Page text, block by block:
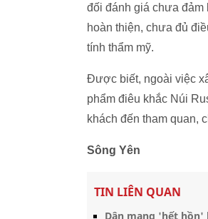
đối đánh giá chưa đảm
hoàn thiện, chưa đủ
tính thẩm mỹ.
Được biết, ngoài việc
phẩm điêu khắc Núi
khách đến tham quan,
Sông Yên
TIN LIÊN QUAN
Dân mạng 'hết hồn'